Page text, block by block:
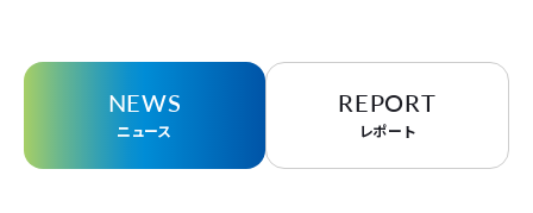
NEWS
ニュース
REPORT
レポート